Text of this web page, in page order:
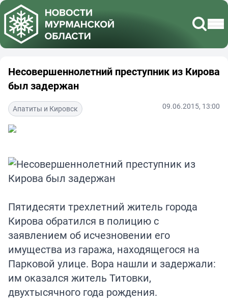
Несовершеннолетний преступник из Кирова
был задержан
Апатиты и Кировск 09.06.2015, 13:00
Пятидесяти трехлетний житель города
Кирова обратился в полицию с
заявлением об исчезновении его
имущества из гаража, находящегося на
Парковой улице. Вора нашли и задержали:
им оказался житель Титовки,
двухтысячного года рождения.